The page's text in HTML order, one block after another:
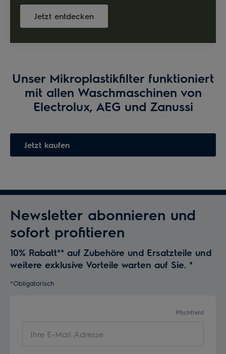
Jetzt entdecken
Unser Mikroplastikfilter funktioniert
mit allen Waschmaschinen von
Electrolux, AEG und Zanussi
Jetzt kaufen
Newsletter abonnieren und
sofort profitieren
10% Rabatt** auf Zubehöre und Ersatzteile und
weitere exklusive Vorteile warten auf Sie. *
*Obligatorisch
Pflichtfeld